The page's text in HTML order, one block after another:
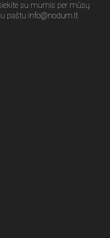
su mumis per mūsų
paštu info@nodum.lt